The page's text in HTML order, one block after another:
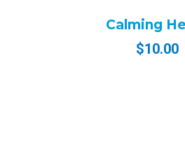
Calming
$10.00